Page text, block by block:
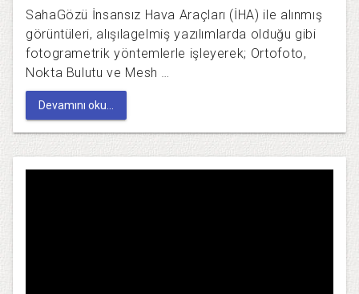
SahaGözü İnsansız Hava Araçları (İHA) ile alınmış
görüntüleri, alışılagelmiş yazılımlarda olduğu gibi
fotogrametrik yöntemlerle işleyerek; Ortofoto,
Nokta Bulutu ve Mesh …
Devamını oku...